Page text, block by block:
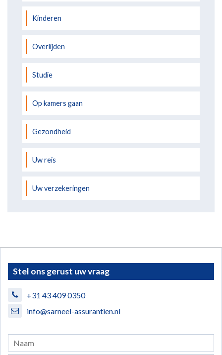
Kinderen
Overlijden
Studie
Op kamers gaan
Gezondheid
Uw reis
Uw verzekeringen
Stel ons gerust uw vraag
+31 43 409 0350
info@sarneel-assurantien.nl